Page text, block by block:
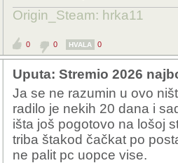
Origin_Steam: hrka11
0 0 HVALA 0
Uputa: Stremio 2026
Ja se ne razumin u ovo
radilo je nekih 20 dana i
išta još pogotovo na lošoj
triba štakod čačkat po
ne palit pc uopce vise.